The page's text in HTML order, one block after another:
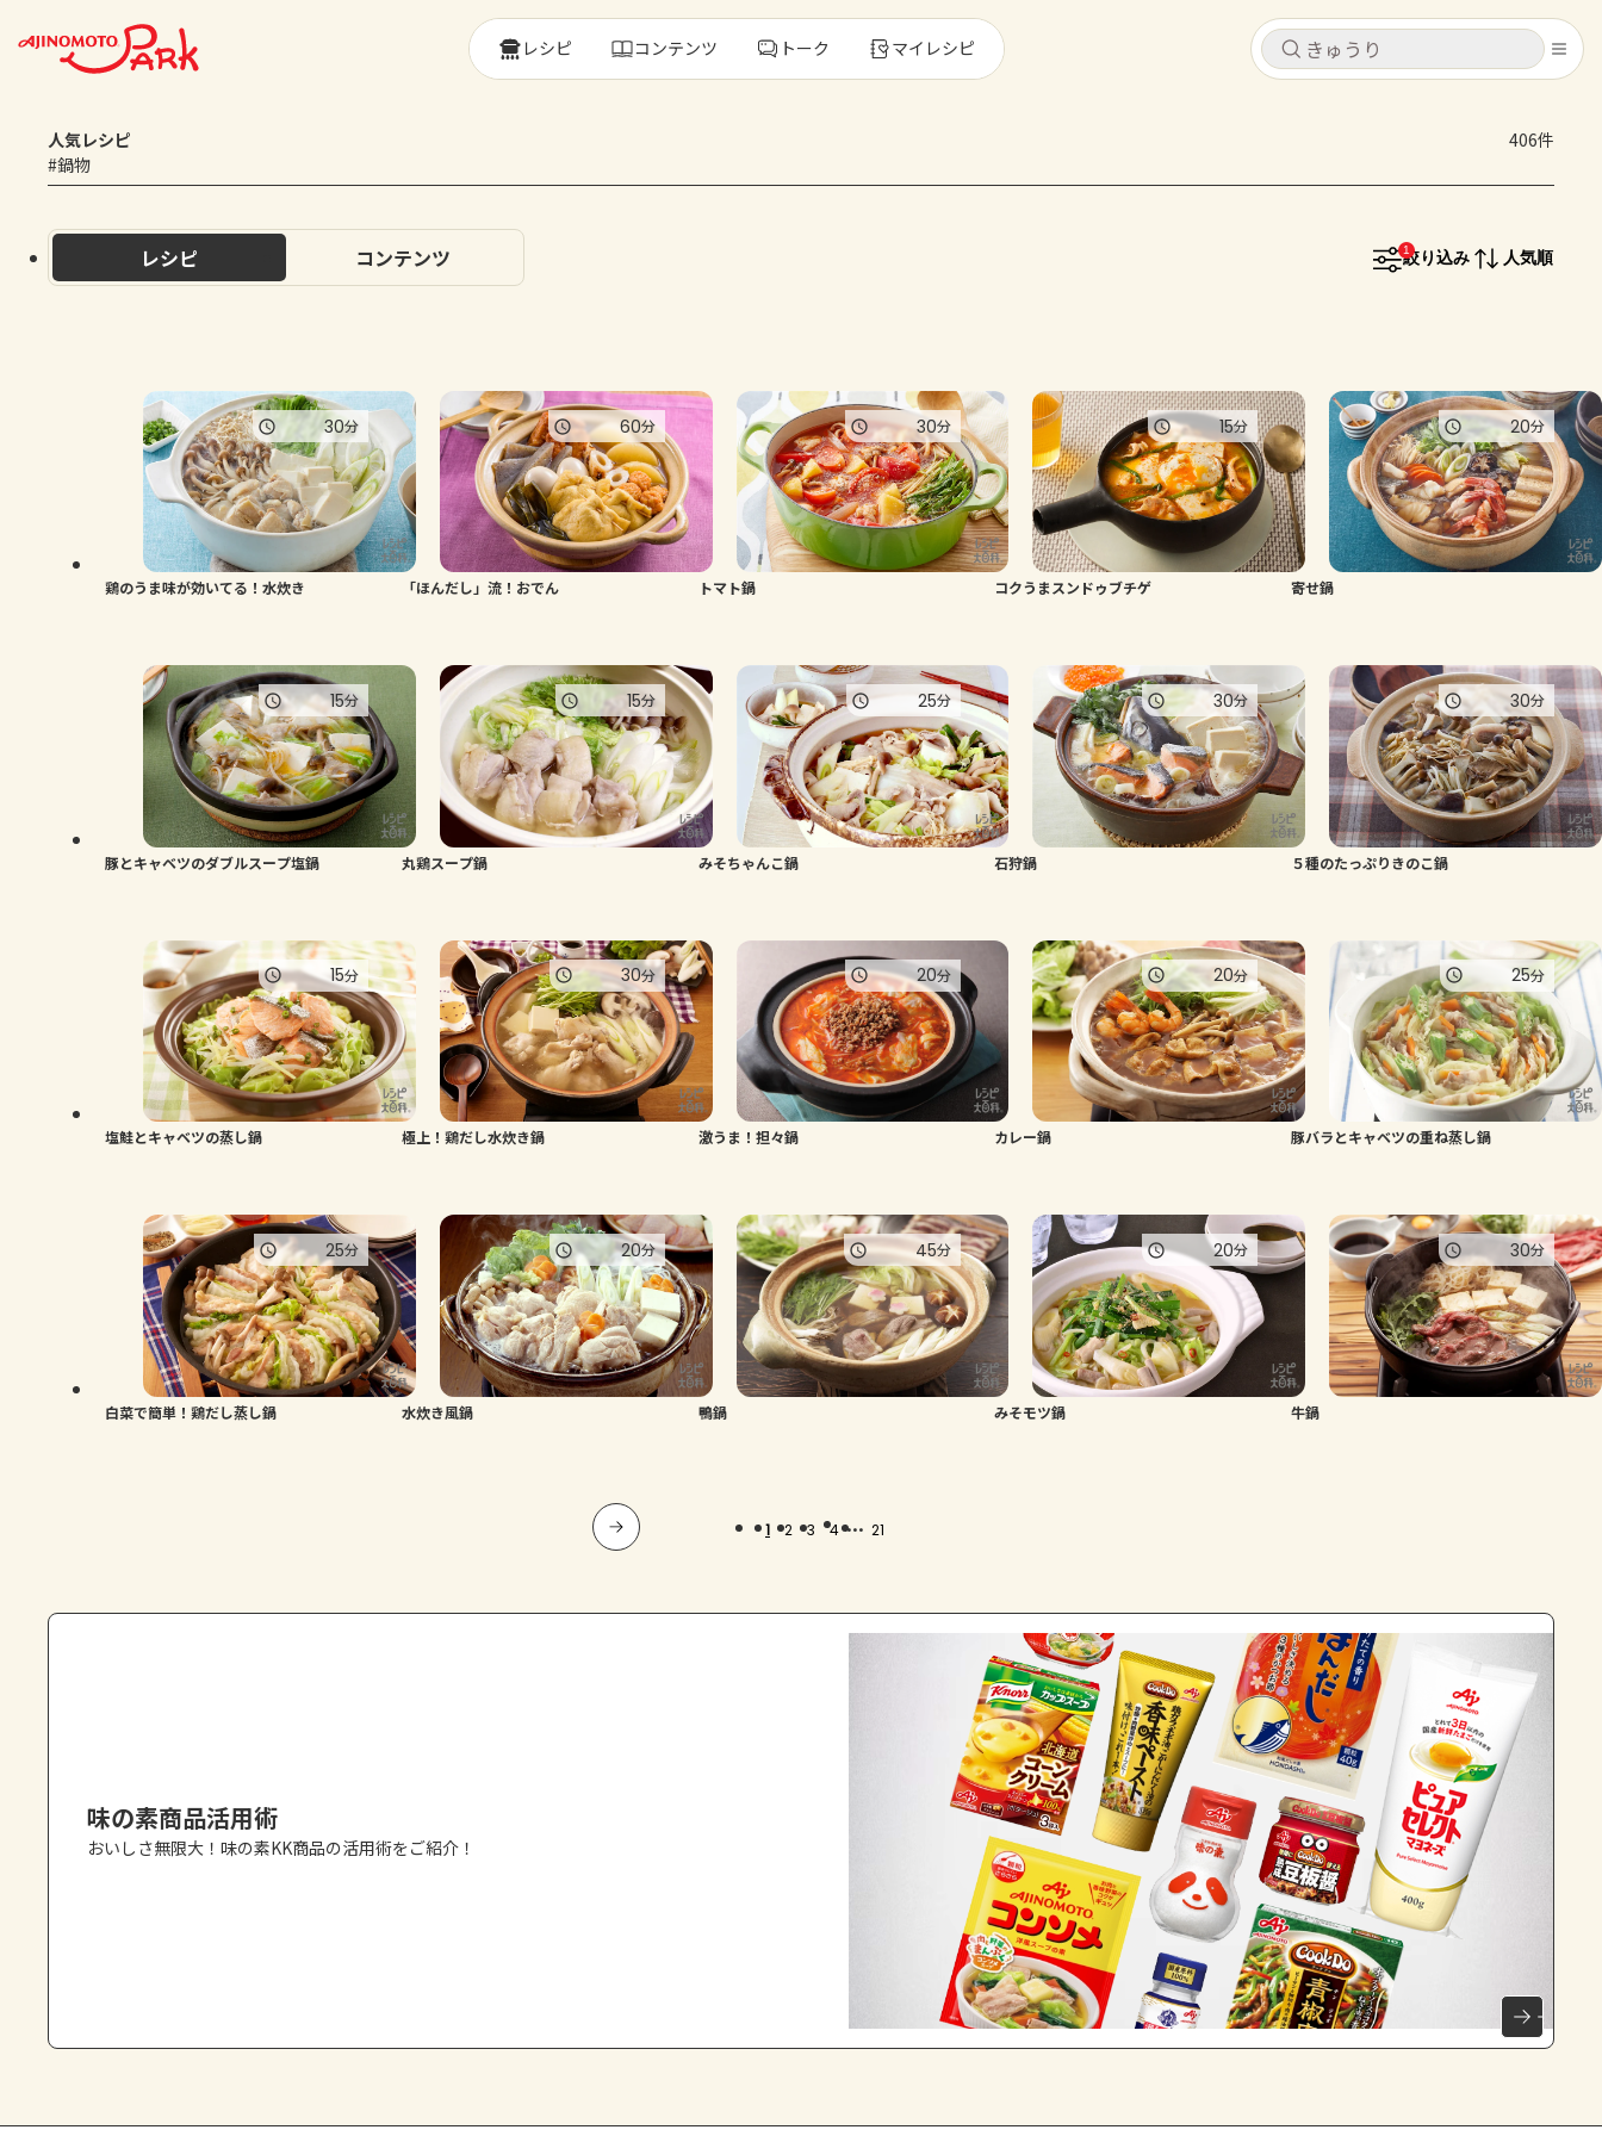
キャンセル
レシピ
トーク
よくあるお問い合わせ
AJINOMOTO PARK とは
キャンセル
レシピ コンテンツ トーク マイレシピ
人気レシピ
406件
#鍋物
レシピ コンテンツ 1
絞り込み 人気順
鶏のうま味が効いてる！水炊き
30分
「ほんだし」流！おでん
60分
トマト鍋
30分
コクうまスンドゥブチゲ
15分
寄せ鍋
20分
豚とキャベツのダブルスープ塩鍋
15分
丸鶏スープ鍋
15分
みそちゃんこ鍋
25分
石狩鍋
30分
５種のたっぷりきのこ鍋
30分
塩鮭とキャベツの蒸し鍋
15分
極上！鶏だし水炊き鍋
30分
激うま！担々鍋
20分
カレー鍋
20分
豚バラとキャベツの重ね蒸し鍋
25分
白菜で簡単！鶏だし蒸し鍋
25分
水炊き風鍋
20分
鴨鍋
45分
みそモツ鍋
20分
牛鍋
30分
1 2 3 4 ... 21
味の素商品活用術
おいしさ無限大！味の素KK商品の活用術をご紹介！